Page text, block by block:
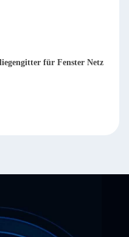
für Fenster Netz